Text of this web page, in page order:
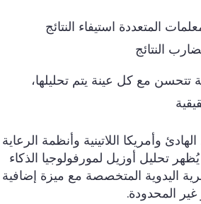
المتعددة استيفاء النتائج
النتائج
تتحسن مع كل عينة يتم تحليلها،
وأمريكا اللاتينية وأنظمة الرعاية
تحليل أوزيل لمورفولوجيا الذكاء
اليدوية المتخصصة مع ميزة إضافية
غير المحدودة.